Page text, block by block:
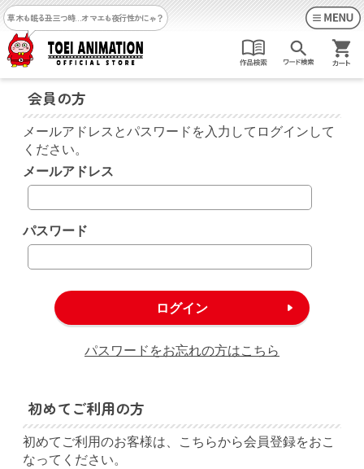
草木も眠る丑三つ時…オマエも夜行性かにゃ？
会員の方
メールアドレスとパスワードを入力してログインして
ください。
メールアドレス
パスワード
パスワードをお忘れの方はこちら
初めてご利用の方
初めてご利用のお客様は、こちらから会員登録をおこ
なってください。